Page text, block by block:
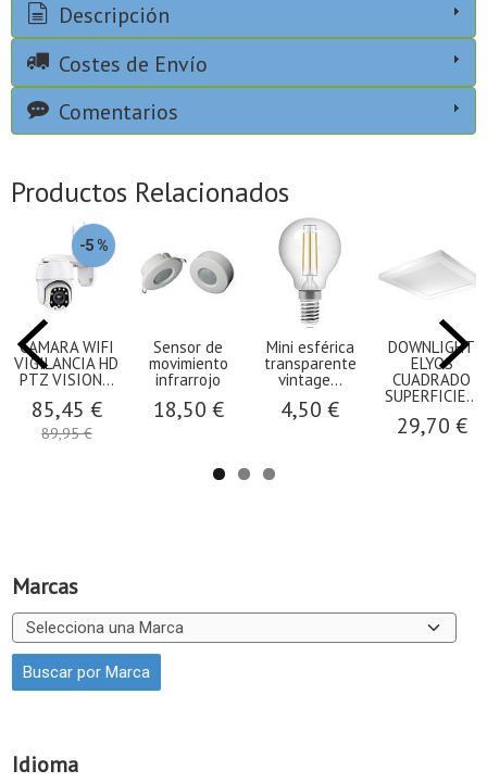
Marcas
Idioma
Descripción
Costes de Envío
Comentarios
Productos Relacionados
-5 %
CAMARA WIFI
VIGILANCIA HD
PTZ VISION...
85,45 €
89,95 €
Sensor de
movimiento
infrarrojo
18,50 €
Mini esférica
transparente
vintage...
4,50 €
DOWNLIGHT
ELYOS
CUADRADO
SUPERFICIE...
29,70 €